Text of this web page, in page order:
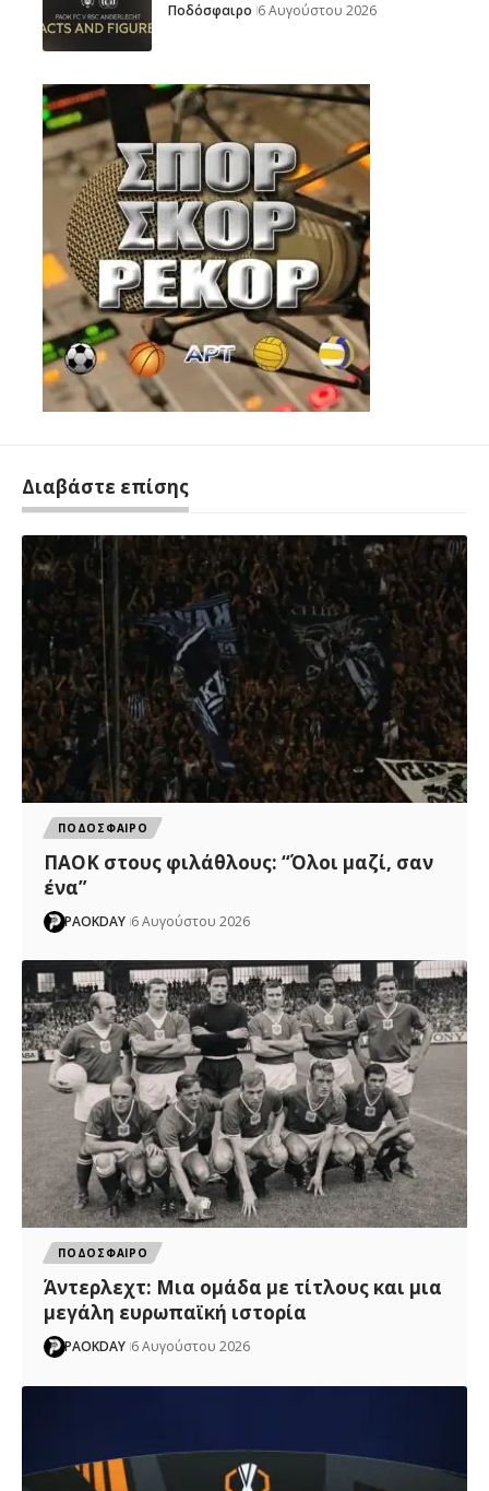
Ποδόσφαιρο 6 Αυγούστου 2026
Διαβάστε επίσης
ΠΟΔΟΣΦΑΙΡΟ
ΠΑΟΚ στους φιλάθλους: “Όλοι μαζί, σαν
ένα”
PAOKDAY 6 Αυγούστου 2026
ΠΟΔΟΣΦΑΙΡΟ
Άντερλεχτ: Mια ομάδα με τίτλους και μια
μεγάλη ευρωπαϊκή ιστορία
PAOKDAY 6 Αυγούστου 2026